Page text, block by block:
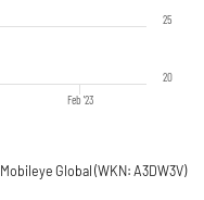
Feb '23
20
25
Mobileye Global (WKN: A3DW3V)